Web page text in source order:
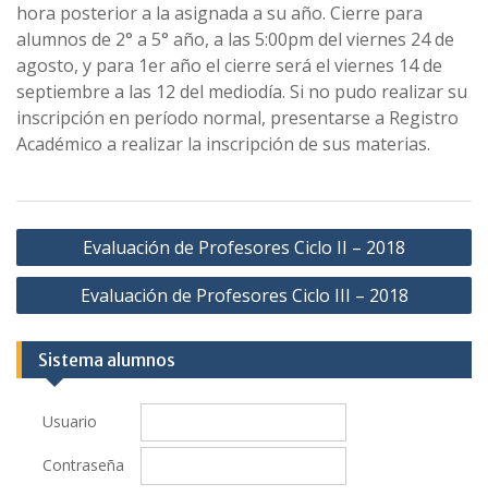
hora posterior a la asignada a su año. Cierre para
alumnos de 2° a 5° año, a las 5:00pm del viernes 24 de
agosto, y para 1er año el cierre será el viernes 14 de
septiembre a las 12 del mediodía. Si no pudo realizar su
inscripción en período normal, presentarse a Registro
Académico a realizar la inscripción de sus materias.
Navegación
de
entradas
Evaluación de Profesores Ciclo II – 2018
Evaluación de Profesores Ciclo III – 2018
Sistema alumnos
Usuario
Contraseña